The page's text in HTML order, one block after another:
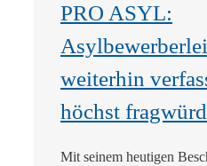
PRO ASYL:
weiterhin
höchst
Mit seinem heutigen